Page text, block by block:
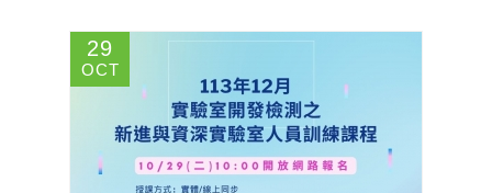
29
OCT